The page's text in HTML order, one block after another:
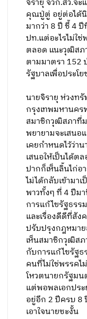
จิรายุ จวก.สว.จ
คุณปู่ตู่ อยู่ต่อได้นิ
มากว่า 8 ปี ชี้ 4
ปท.แต่อะไรไม่ใ
ตลอด แนะวุฒิสภ
ตามมาตรา 152
รัฐบาลเพื่อประโ
นายจิรายุ ห่วงท
กรุงเทพมหานค
สมาชิกวุฒิสภาที่
พยายามจะเสน
เคยกำหนดไว้ว่า
เสนอให้เป็นได้ต
ปากก็เห็นลิ้นไก่อ
ไม่ได้กลับเข้ามา
พาวทั้งๆ ที่ 4 ปีม
การแก้ไขรัฐธรร
และเรื่องดีดีที่สั
ปรับปรุงกฎหมา
เห็นสมาชิกวุฒิสภ
กับการแก้ไขรัฐ
คนที่ไม่ใช่พรรคไ
โหวตนายกรัฐม
แต่พอพลเอกปร
อยู่อีก 2 ปีครบ 8
เอาใจนายซะงั้น